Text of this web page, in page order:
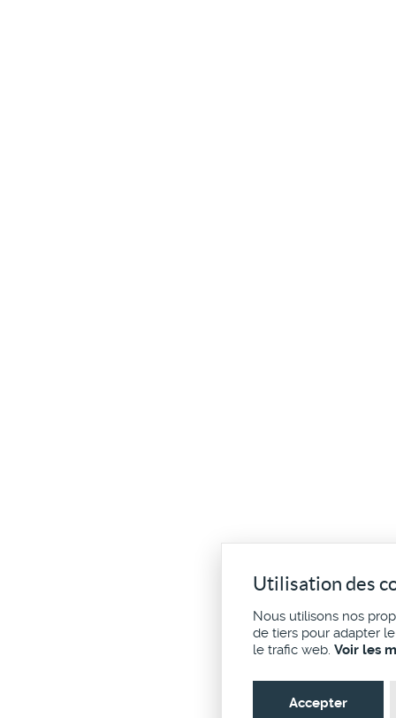
Utilisation des
Nous utilisons nos
de tiers pour adapter
le trafic web. Voir les
Accepter